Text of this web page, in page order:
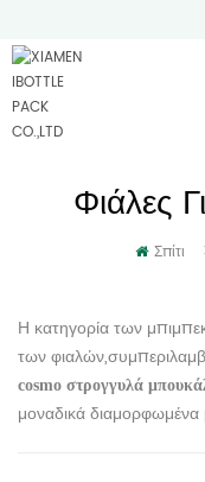
Φιάλες
Σπίτι
Η κατηγορία των
των
cosmo στρογγυλά
μοναδικά